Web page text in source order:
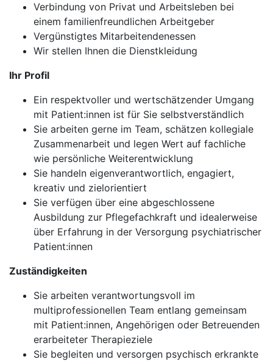
Verbindung von Privat und Arbeitsleben bei
einem familienfreundlichen Arbeitgeber
Vergünstigtes Mitarbeitendenessen
Wir stellen Ihnen die Dienstkleidung
Ihr Profil
Ein respektvoller und wertschätzender Umgang
mit Patient:innen ist für Sie selbstverständlich
Sie arbeiten gerne im Team, schätzen kollegiale
Zusammenarbeit und legen Wert auf fachliche
wie persönliche Weiterentwicklung
Sie handeln eigenverantwortlich, engagiert,
kreativ und zielorientiert
Sie verfügen über eine abgeschlossene
Ausbildung zur Pflegefachkraft und idealerweise
über Erfahrung in der Versorgung psychiatrischer
Patient:innen
Zuständigkeiten
Sie arbeiten verantwortungsvoll im
multiprofessionellen Team entlang gemeinsam
mit Patient:innen, Angehörigen oder Betreuenden
erarbeiteter Therapieziele
Sie begleiten und versorgen psychisch erkrankte